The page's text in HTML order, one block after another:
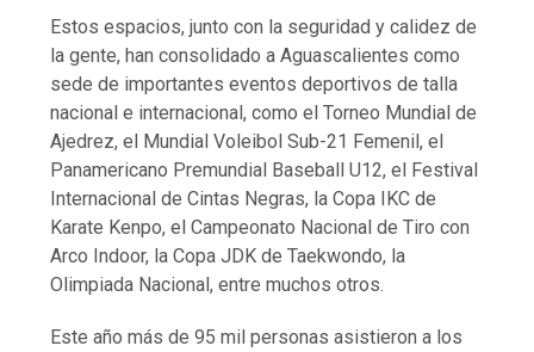
Estos espacios, junto con la seguridad y calidez de
la gente, han consolidado a Aguascalientes como
sede de importantes eventos deportivos de talla
nacional e internacional, como el Torneo Mundial de
Ajedrez, el Mundial Voleibol Sub-21 Femenil, el
Panamericano Premundial Baseball U12, el Festival
Internacional de Cintas Negras, la Copa IKC de
Karate Kenpo, el Campeonato Nacional de Tiro con
Arco Indoor, la Copa JDK de Taekwondo, la
Olimpiada Nacional, entre muchos otros.
Este año más de 95 mil personas asistieron a los